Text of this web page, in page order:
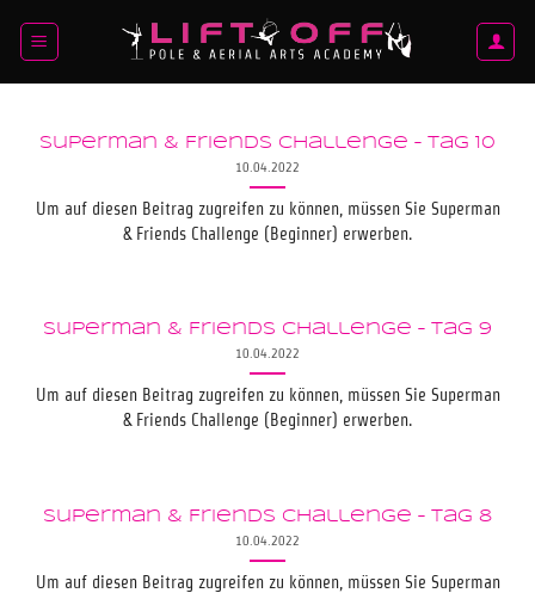
Inhalt
Superman & Friends Challenge – Tag 10
10.04.2022
Um auf diesen Beitrag zugreifen zu können, müssen Sie Superman
& Friends Challenge (Beginner) erwerben.
Superman & Friends Challenge – Tag 9
10.04.2022
Um auf diesen Beitrag zugreifen zu können, müssen Sie Superman
& Friends Challenge (Beginner) erwerben.
Superman & Friends Challenge – Tag 8
10.04.2022
Um auf diesen Beitrag zugreifen zu können, müssen Sie Superman